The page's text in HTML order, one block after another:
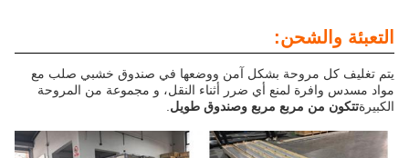
التعبئة والشحن:
يتم تغليف كل مروحة بشكل آمن ووضعها في صندوق خشبي صلب مع
مواد مسدس وافرة لمنع أي ضرر أثناء النقل، و مجموعة من المروحة
الكبيرةتتكون من مربع مربع وصندوق طويل.